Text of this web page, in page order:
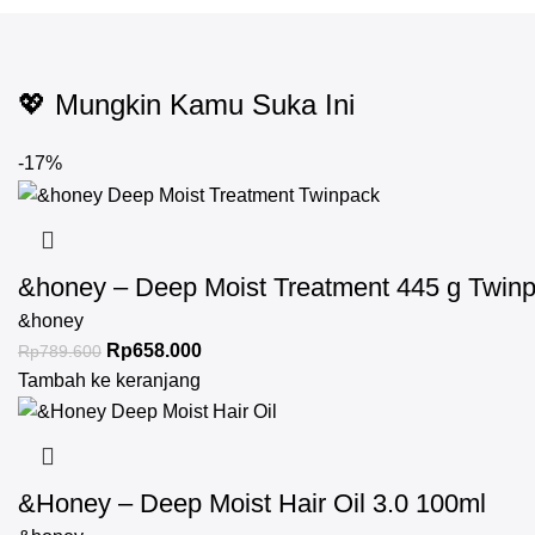
💖 Mungkin Kamu Suka Ini
-17%
&honey – Deep Moist Treatment 445 g
&honey
Rp789.600 Rp658.000
Tambah ke keranjang
&Honey – Deep Moist Hair Oil 3.0 100ml